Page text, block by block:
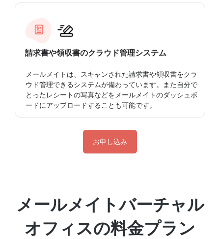
請求書や領収書のクラウド管理システム
メールメイトは、スキャンされた請求書や領収書をクラ
ウド管理できるシステムが備わっています。また自分で
とったレシートの写真などをメールメイトのダッシュボ
ードにアップロードすることも可能です。
お申し込み
メールメイトバーチャル
オフィスの料金プラン